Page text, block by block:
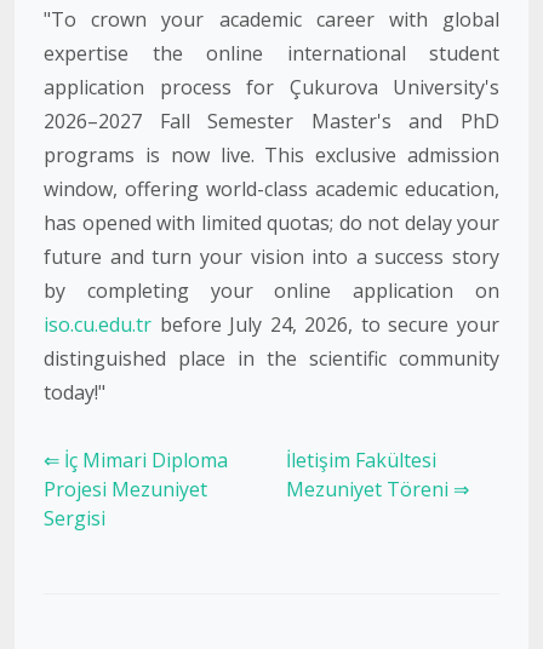
"To crown your academic career with global
expertise the online international student
application process for Çukurova University's
2026–2027 Fall Semester Master's and PhD
programs is now live. This exclusive admission
window, offering world-class academic education,
has opened with limited quotas; do not delay your
future and turn your vision into a success story
by completing your online application on
iso.cu.edu.tr before July 24, 2026, to secure your
distinguished place in the scientific community
today!"
⇐ İç Mimari Diploma
Projesi Mezuniyet
Sergisi
İletişim Fakültesi
Mezuniyet Töreni ⇒